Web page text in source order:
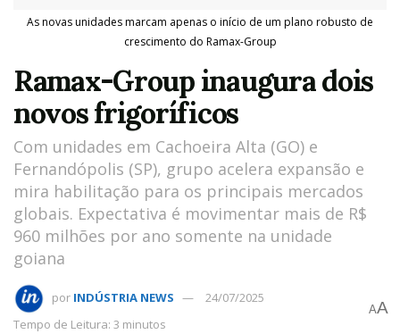
As novas unidades marcam apenas o início de um plano robusto de
crescimento do Ramax-Group
Ramax-Group inaugura dois
novos frigoríficos
Com unidades em Cachoeira Alta (GO) e
Fernandópolis (SP), grupo acelera expansão e
mira habilitação para os principais mercados
globais. Expectativa é movimentar mais de R$
960 milhões por ano somente na unidade
goiana
por INDÚSTRIA NEWS
24/07/2025
Tempo de Leitura: 3 minutos
AA